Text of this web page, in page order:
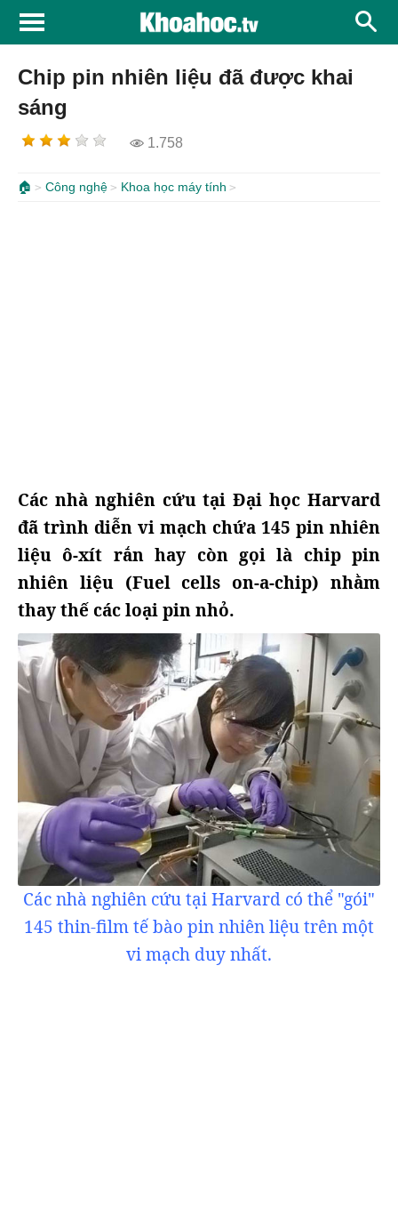
Chip pin nhiên liệu đã được khai
sáng
1.758
🏠 Công nghệ Khoa học máy tính
Các nhà nghiên cứu tại Đại học Harvard
đã trình diễn vi mạch chứa 145 pin nhiên
liệu ô-xít rắn hay còn gọi là chip pin
nhiên liệu (Fuel cells on-a-chip) nhằm
thay thế các loại pin nhỏ.
Các nhà nghiên cứu tại Harvard có thể "gói"
145 thin-film tế bào pin nhiên liệu trên một
vi mạch duy nhất.